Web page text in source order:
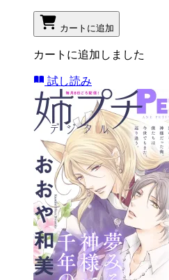
カートに追加
カートに追加しました
試し読み